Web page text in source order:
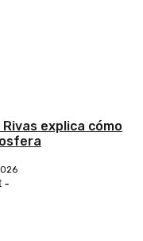
explica cómo
-